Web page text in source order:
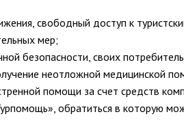
свободный доступ к
мер;
безопасности, своих
неотложной медицинской
помощи за счет средств
обратиться в которую